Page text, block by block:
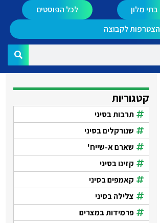
בתי מלון
לכל הפוסטים
הצטרפות לקבוצה
קטגוריות
תרבות בסיני
שנורקלים בסיני
שארם א-שייח'
קזינו בסיני
קאמפים בסיני
צלילה בסיני
פרמידות במצרים